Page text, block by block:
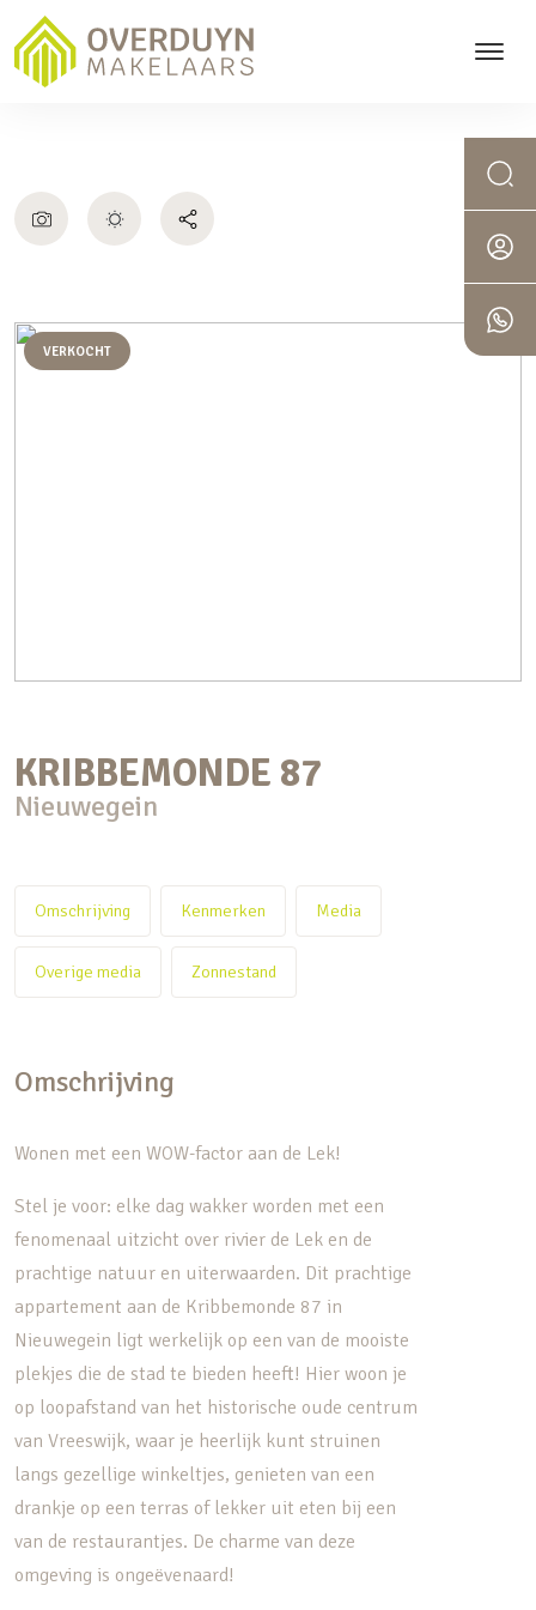
VERKOCHT
KRIBBEMONDE 87
Nieuwegein
Omschrijving Kenmerken Media
Overige media Zonnestand
Omschrijving
Wonen met een WOW-factor aan de Lek!
Stel je voor: elke dag wakker worden met een
fenomenaal uitzicht over rivier de Lek en de
prachtige natuur en uiterwaarden. Dit prachtige
appartement aan de Kribbemonde 87 in
Nieuwegein ligt werkelijk op een van de mooiste
plekjes die de stad te bieden heeft! Hier woon je
op loopafstand van het historische oude centrum
van Vreeswijk, waar je heerlijk kunt struinen
langs gezellige winkeltjes, genieten van een
drankje op een terras of lekker uit eten bij een
van de restaurantjes. De charme van deze
omgeving is ongeëvenaard!